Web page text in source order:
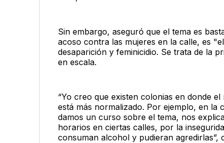
Sin embargo, aseguró que el tema es
acoso contra las mujeres en la calle, es
desaparición y feminicidio. Se trata de la
en escala.
“Yo creo que existen colonias en donde
está más normalizado. Por ejemplo, en la
damos un curso sobre el tema, nos
horarios en ciertas calles, por la
consuman alcohol y pudieran agredirlas”,